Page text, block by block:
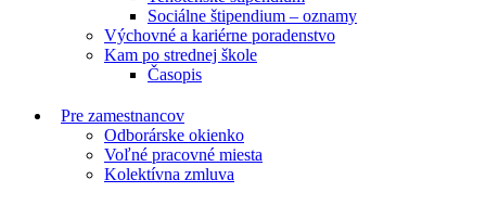
Sociálne štipendium – oznamy
Výchovné a kariérne poradenstvo
Kam po strednej škole
Časopis
Pre zamestnancov
Odborárske okienko
Voľné pracovné miesta
Kolektívna zmluva